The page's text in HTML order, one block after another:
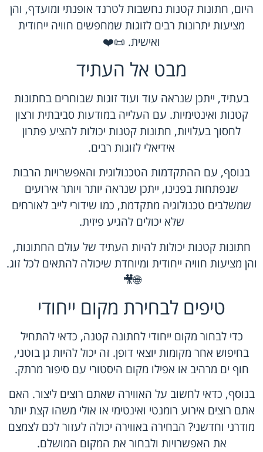
היום, חתונות קטנות נחשבות לטרנד אופנתי ומועדף, והן
מציעות יתרונות רבים לזוגות שמחפשים חוויה ייחודית
ואישית. 📜❤️
מבט אל העתיד
בעתיד, ייתכן שנראה עוד ועוד זוגות שבוחרים בחתונות
קטנות ואינטימיות. עם העלייה במודעות סביבתית ורצון
לחסוך בעלויות, חתונות קטנות יכולות להציע פתרון
אידיאלי לזוגות רבים.
בנוסף, עם ההתקדמות הטכנולוגית והאפשרויות הרבות
שנפתחות בפנינו, ייתכן שנראה יותר ויותר אירועים
שמשלבים טכנולוגיה מתקדמת, כמו שידורי לייב לאורחים
שלא יכולים להגיע פיזית.
חתונות קטנות יכולות להיות העתיד של עולם החתונות,
והן מציעות חוויה ייחודית ומיוחדת שיכולה להתאים לכל זוג.
🌐🎥
טיפים לבחירת מקום ייחודי
כדי לבחור מקום ייחודי לחתונה קטנה, כדאי להתחיל
בחיפוש אחר מקומות יוצאי דופן. זה יכול להיות גן בוטני,
חוף ים מרהיב או אפילו מקום היסטורי עם סיפור מרתק.
בנוסף, כדאי לחשוב על האווירה שאתם רוצים ליצור. האם
אתם רוצים אירוע רומנטי ואינטימי או אולי משהו קצת יותר
מודרני וחדשני? הבחירה באווירה יכולה לעזור לכם לצמצם
את האפשרויות ולבחור את המקום המושלם.